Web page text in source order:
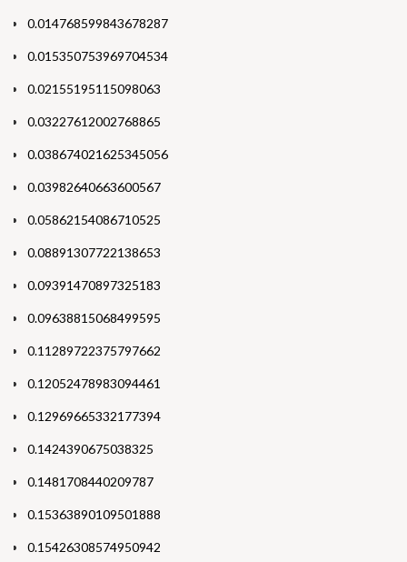
0.014768599843678287
0.015350753969704534
0.02155195115098063
0.03227612002768865
0.038674021625345056
0.03982640663600567
0.05862154086710525
0.08891307722138653
0.09391470897325183
0.09638815068499595
0.11289722375797662
0.12052478983094461
0.12969665332177394
0.1424390675038325
0.1481708440209787
0.15363890109501888
0.15426308574950942